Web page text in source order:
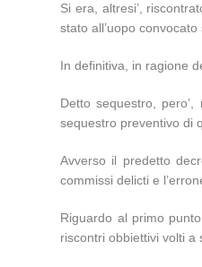
Si era, altresi’,
stato all’uopo convocato
In definitiva, in ragione
Detto sequestro,
sequestro preventivo di
Avverso il predetto
commissi delicti e
Riguardo al primo
riscontri obbiettivi volti